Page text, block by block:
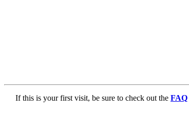
If this is your first visit, be sure to check out the FAQ